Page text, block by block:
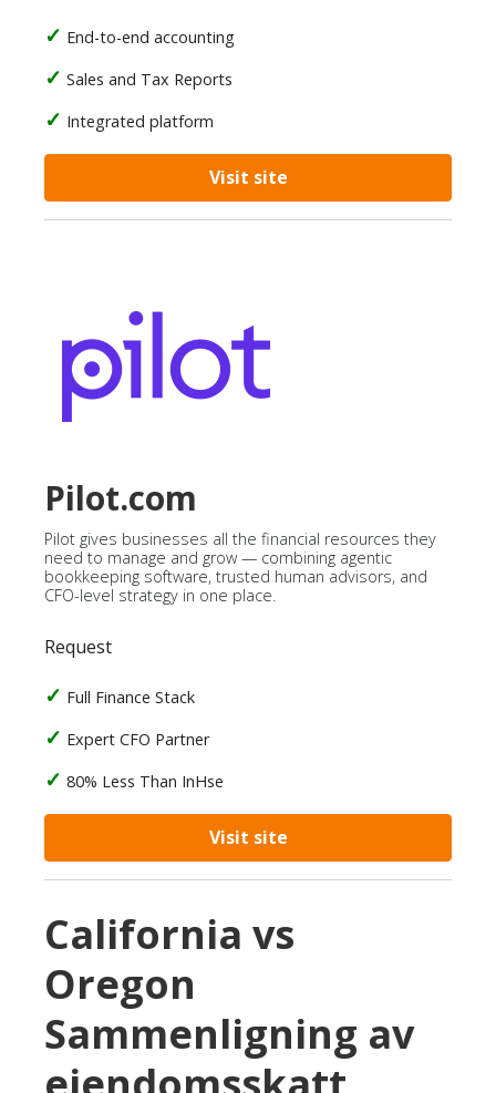
End-to-end accounting
Sales and Tax Reports
Integrated platform
Visit site
Pilot.com
Pilot gives businesses all the financial resources they
need to manage and grow — combining agentic
bookkeeping software, trusted human advisors, and
CFO-level strategy in one place.
Request
Full Finance Stack
Expert CFO Partner
80% Less Than InHse
Visit site
California vs
Oregon
Sammenligning av